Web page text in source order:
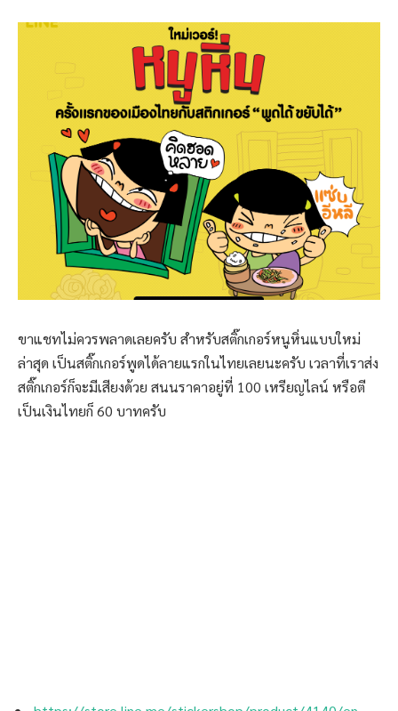
ขาแชทไม่ควรพลาดเลยครับ สำหรับสติ๊กเกอร์หนูหิ่นแบบใหม่
ล่าสุด เป็นสติ๊กเกอร์พูดได้ลายแรกในไทยเลยนะครับ เวลาที่เราส่ง
สติ๊กเกอร์ก็จะมีเสียงด้วย สนนราคาอยู่ที่ 100 เหรียญไลน์ หรือตี
เป็นเงินไทยก็ 60 บาทครับ